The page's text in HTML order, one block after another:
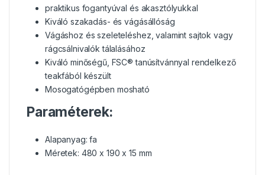
praktikus fogantyúval és akasztólyukkal
Kiváló szakadás- és vágásállóság
Vágáshoz és szeleteléshez, valamint sajtok vagy
rágcsálnivalók tálalásához
Kiváló minőségű, FSC® tanúsítvánnyal rendelkező
teakfából készült
Mosogatógépben mosható
Paraméterek:
Alapanyag: fa
Méretek: 480 x 190 x 15 mm